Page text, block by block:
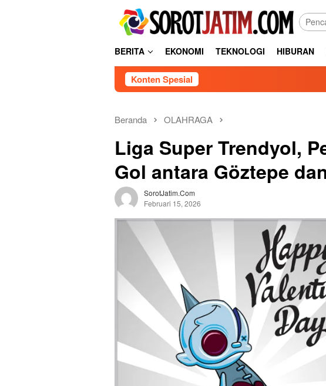
BERITA EKONOMI TEKNOLOGI HIBURAN
Konten Spesial
Beranda OLAHRAGA
Liga Super Trendyol,
Gol antara Göztepe
SorotJatim.com
Februari 15, 2026